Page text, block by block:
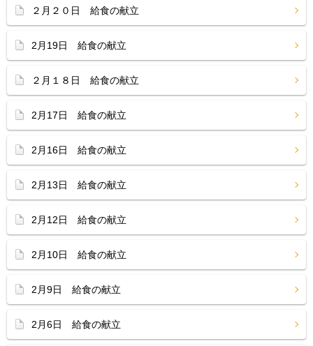
２月２０日 給食の献立
2月19日 給食の献立
２月１８日 給食の献立
2月17日 給食の献立
2月16日 給食の献立
2月13日 給食の献立
2月12日 給食の献立
2月10日 給食の献立
2月9日 給食の献立
2月6日 給食の献立